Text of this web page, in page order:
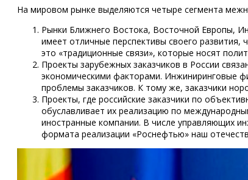
На мировом рынке выделяются четыре сегмента
Рынки Ближнего Востока, Восточной Европы,
имеет отличные перспективы своего
это «традиционные связи», которые носят
Проекты зарубежных заказчиков в России
экономическими факторами. Инжиниринговые
проблемы заказчиков. К тому же, заказчики
Проекты, где российские заказчики по
обуславливает их реализацию по
иностранные компании. В числе управляющих
формата реализации «Роснефтью» наш